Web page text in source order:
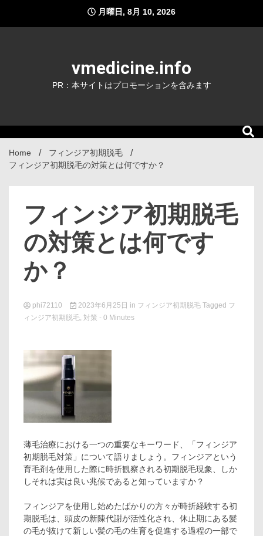
content
月曜日, 8月 10, 2026
vmedicine.info
PR：本サイトはプロモーションを含みます
Home
フィンジア初期脱毛
フィンジア初期脱毛の対策とは何ですか？
フィンジア初期脱毛
の対策とは何です
か？
phi72110 2023年6月25日 in フィンジア初期脱毛 Tagged フ
ィンジア初期脱毛, 対策 - 0 Minutes
薄毛治療における一つの重要なキーワード、「フィンジア
初期脱毛対策」について語りましょう。フィンジアという
育毛剤を使用した際に時折観察される初期脱毛現象、しか
しそれは実は良い兆候であると知っていますか？
フィンジアを使用し始めたばかりの方々が時折経験する初
期脱毛は、頭皮の新陳代謝が活性化され、休止期にある髪
の毛が抜けて新しい髪の毛の生育を促進する過程の一部で